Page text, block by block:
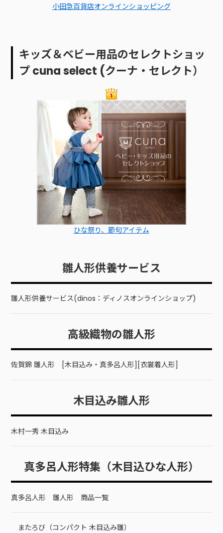
小田急百貨店オンラインショッピング
キッズ＆ベビー用品のセレクトショッ
プ cuna select (クーナ・セレクト）
ひな祭り、節句アイテム
雛人形供養サービス
雛人形供養サービス(dinos：ディノスオンラインショップ)
高級織物の雛人形
佐賀錦 雛人形 [木目込み・真多呂人形][衣裳着人形]
木目込み雛人形
木村一秀 木目込み
真多呂人形特集（木目込ひな人形）
真多呂人形 雛人形 商品一覧
またろび（コンパクト 木目込み雛）